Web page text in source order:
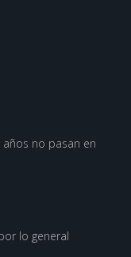
no pasan en
lo general